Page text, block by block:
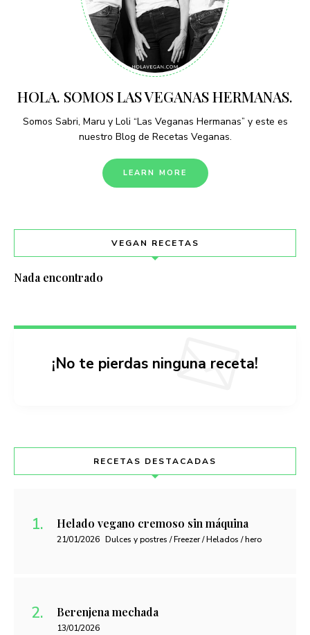
HOLA. SOMOS LAS VEGANAS HERMANAS.
Somos Sabri, Maru y Loli “Las Veganas Hermanas” y este es
nuestro Blog de Recetas Veganas.
LEARN MORE
VEGAN RECETAS
Nada encontrado
¡No te pierdas ninguna receta!
RECETAS DESTACADAS
Helado vegano cremoso sin máquina
21/01/2026 Dulces y postres / Freezer / Helados / hero
Berenjena mechada
13/01/2026